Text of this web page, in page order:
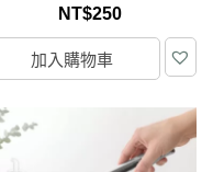
NT$250
加入購物車